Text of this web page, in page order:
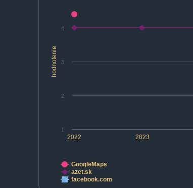
hodnotenie
2022 2023
1
2
3
4
GoogleMaps
azet.sk
facebook.com